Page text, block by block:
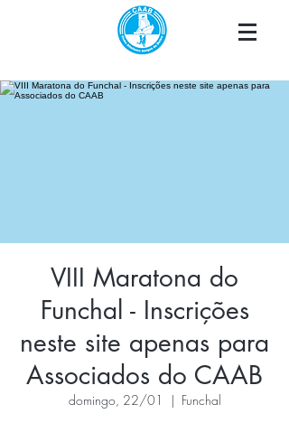
VIII Maratona do
Funchal - Inscrições
neste site apenas para
Associados do CAAB
domingo, 22/01
  |
Funchal